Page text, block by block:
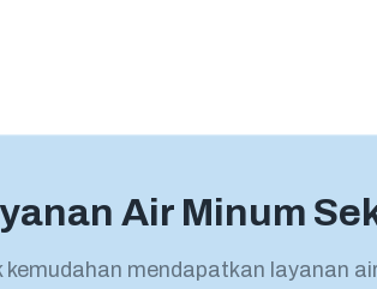
Air Minum
mendapatkan layanan